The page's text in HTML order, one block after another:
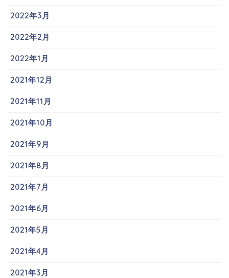
2022年3月
2022年2月
2022年1月
2021年12月
2021年11月
2021年10月
2021年9月
2021年8月
2021年7月
2021年6月
2021年5月
2021年4月
2021年3月